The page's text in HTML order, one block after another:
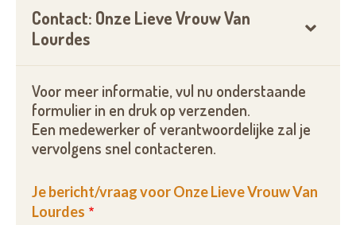
Contact: Onze Lieve Vrouw Van
Lourdes
Voor meer informatie, vul nu onderstaande
formulier in en druk op verzenden.
Een medewerker of verantwoordelijke zal je
vervolgens snel contacteren.
Je bericht/vraag voor Onze Lieve Vrouw Van
Lourdes